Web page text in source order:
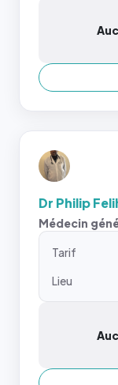
Dr Philip
Médecin
Tarif
Lieu